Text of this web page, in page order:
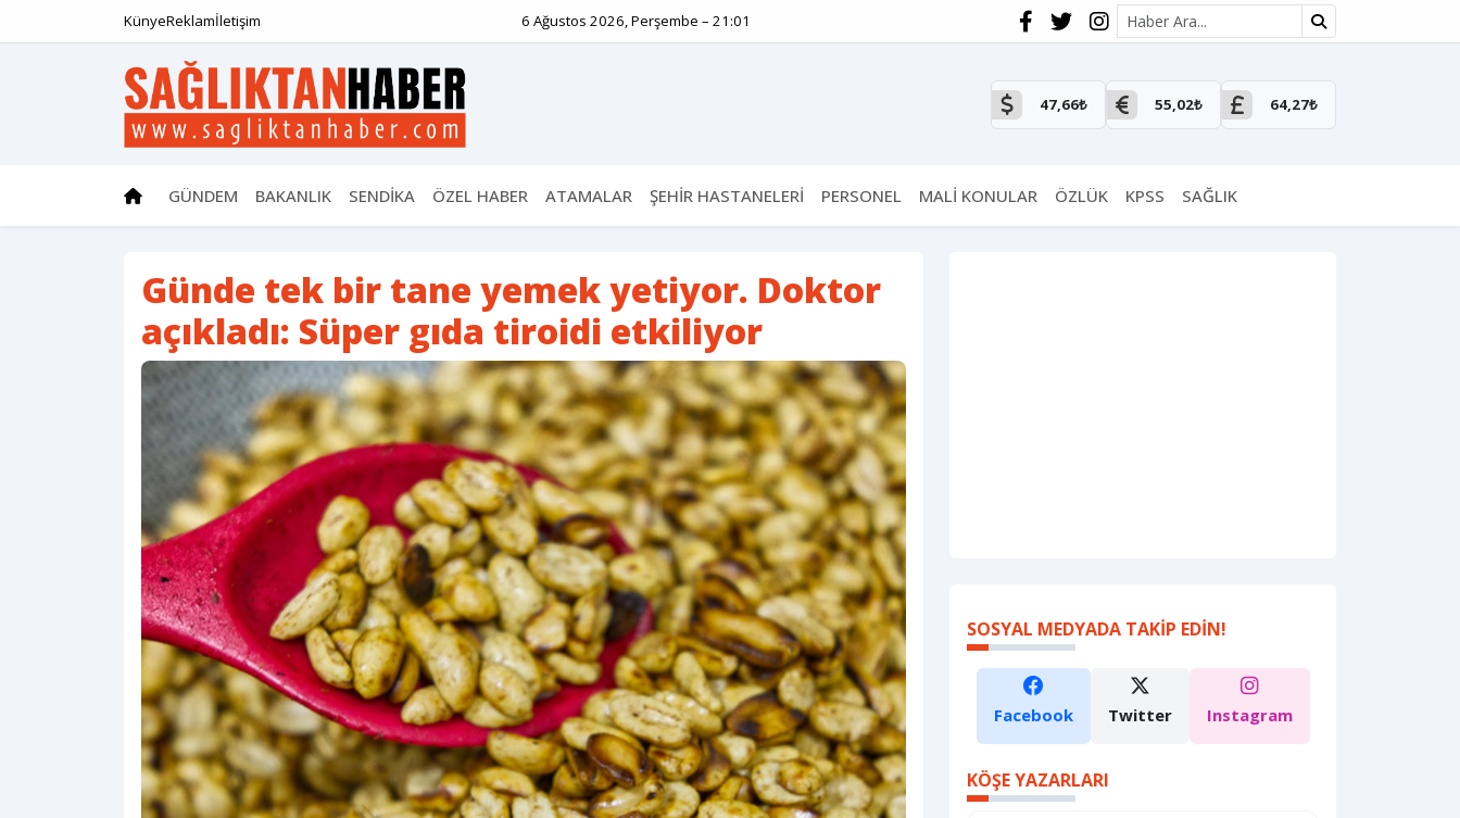
KünyeReklamİletişim 6 Ağustos 2026, Perşembe – 21:01 Site içi arama
47,66₺ 55,02₺ 64,27₺
GÜNDEM BAKANLIK SENDİKA ÖZEL HABER ATAMALAR ŞEHİR HASTANELERİ PERSONEL MALİ KONULAR ÖZLÜK KPSS SAĞLIK
Günde tek bir tane yemek yetiyor. Doktor
açıkladı: Süper gıda tiroidi etkiliyor
SOSYAL MEDYADA TAKIP EDIN!
Facebook Twitter Instagram
KÖŞE YAZARLARI